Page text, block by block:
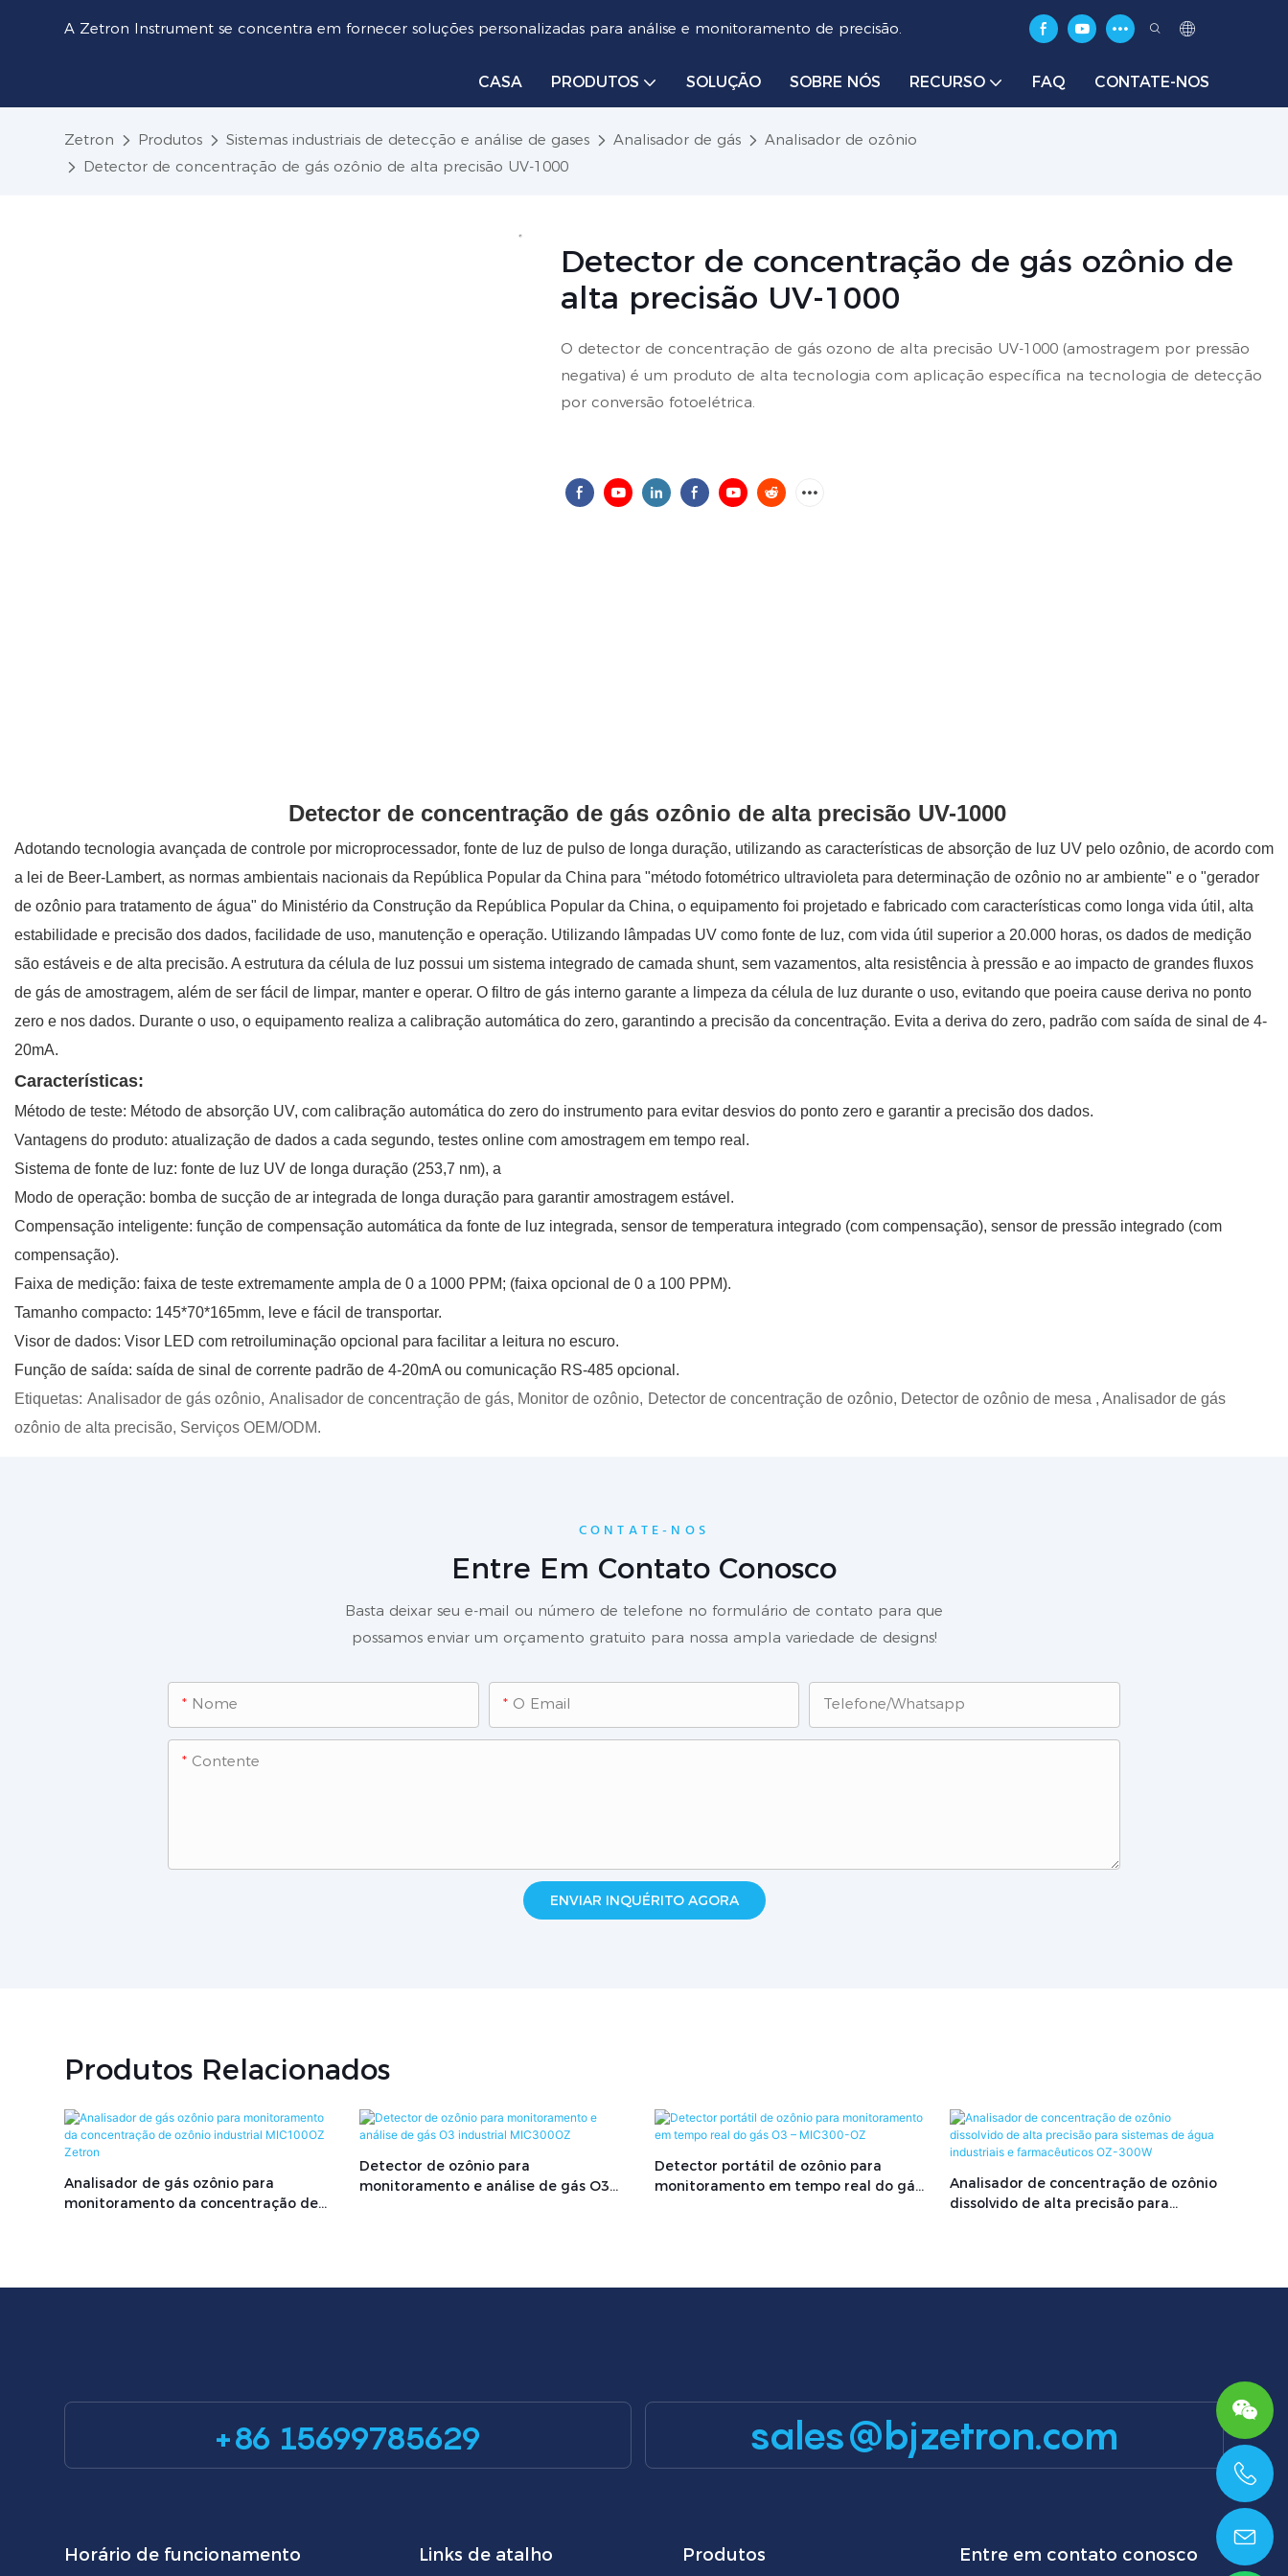
A Zetron Instrument se concentra em fornecer soluções personalizadas para análise e monitoramento de precisão.
CASA PRODUTOS SOLUÇÃO SOBRE NÓS RECURSO FAQ CONTATE-NOS
Zetron Produtos Sistemas industriais de detecção e análise de gases Analisador de gás
Analisador de ozônio
Detector de concentração de gás ozônio de alta precisão UV-1000
Detector de concentração de gás ozônio de
alta precisão UV-1000
O detector de concentração de gás ozono de alta precisão UV-1000 (amostragem por pressão
negativa) é um produto de alta tecnologia com aplicação específica na tecnologia de detecção
por conversão fotoelétrica.
Detector de concentração de gás ozônio de alta precisão UV-1000
Adotando tecnologia avançada de controle por microprocessador, fonte de luz de pulso de longa duração, utilizando as características de absorção de luz UV pelo ozônio, de acordo com
a lei de Beer-Lambert, as normas ambientais nacionais da República Popular da China para "método fotométrico ultravioleta para determinação de ozônio no ar ambiente" e o "gerador
de ozônio para tratamento de água" do Ministério da Construção da República Popular da China, o equipamento foi projetado e fabricado com características como longa vida útil, alta
estabilidade e precisão dos dados, facilidade de uso, manutenção e operação. Utilizando lâmpadas UV como fonte de luz, com vida útil superior a 20.000 horas, os dados de medição
são estáveis ​​e de alta precisão. A estrutura da célula de luz possui um sistema integrado de camada shunt, sem vazamentos, alta resistência à pressão e ao impacto de grandes fluxos
de gás de amostragem, além de ser fácil de limpar, manter e operar. O filtro de gás interno garante a limpeza da célula de luz durante o uso, evitando que poeira cause deriva no ponto
zero e nos dados. Durante o uso, o equipamento realiza a calibração automática do zero, garantindo a precisão da concentração. Evita a deriva do zero, padrão com saída de sinal de 4-
20mA.
Características:
Método de teste: Método de absorção UV, com calibração automática do zero do instrumento para evitar desvios do ponto zero e garantir a precisão dos dados.
Vantagens do produto: atualização de dados a cada segundo, testes online com amostragem em tempo real.
Sistema de fonte de luz: fonte de luz UV de longa duração (253,7 nm), a
Modo de operação: bomba de sucção de ar integrada de longa duração para garantir amostragem estável.
Compensação inteligente: função de compensação automática da fonte de luz integrada, sensor de temperatura integrado (com compensação), sensor de pressão integrado (com
compensação).
Faixa de medição: faixa de teste extremamente ampla de 0 a 1000 PPM; (faixa opcional de 0 a 100 PPM).
Tamanho compacto: 145*70*165mm, leve e fácil de transportar.
Visor de dados: Visor LED com retroiluminação opcional para facilitar a leitura no escuro.
Função de saída: saída de sinal de corrente padrão de 4-20mA ou comunicação RS-485 opcional.
Etiquetas: Analisador de gás ozônio, Analisador de concentração de gás, Monitor de ozônio, Detector de concentração de ozônio, Detector de ozônio de mesa , Analisador de gás
ozônio de alta precisão, Serviços OEM/ODM.
CONTATE-NOS
Entre Em Contato Conosco
Basta deixar seu e-mail ou número de telefone no formulário de contato para que
possamos enviar um orçamento gratuito para nossa ampla variedade de designs!
Nome O Email Telefone/whatsapp
Contente
ENVIAR INQUÉRITO AGORA
Produtos Relacionados
Analisador de gás ozônio para
monitoramento da concentração de
Detector de ozônio para
monitoramento e análise de gás O3
Detector portátil de ozônio para
monitoramento em tempo real do gás
Analisador de concentração de ozônio
dissolvido de alta precisão para
+86 15699785629 sales@bjzetron.com
Horário de funcionamento Links de atalho Produtos Entre em contato conosco